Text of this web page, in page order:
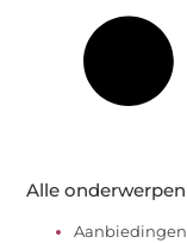
Alle onderwerpen
Aanbiedingen